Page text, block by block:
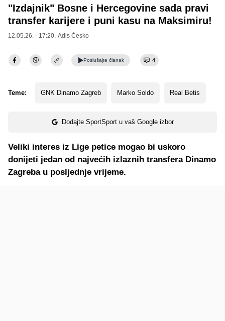
"Izdajnik" Bosne i Hercegovine sada pravi
transfer karijere i puni kasu na Maksimiru!
12.05.26. - 17:20, Adis Ćesko
Poslušajte članak 4
Teme: GNK Dinamo Zagreb Marko Soldo Real Betis
Dodajte SportSport u vaš Google izbor
Veliki interes iz Lige petice mogao bi uskoro
donijeti jedan od najvećih izlaznih transfera Dinamo
Zagreba u posljednje vrijeme.